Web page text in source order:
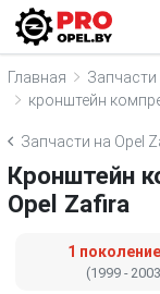
Главная Запчасти
кронштейн
Запчасти на Opel
Кронштейн
Opel Zafira
1
(1999 -